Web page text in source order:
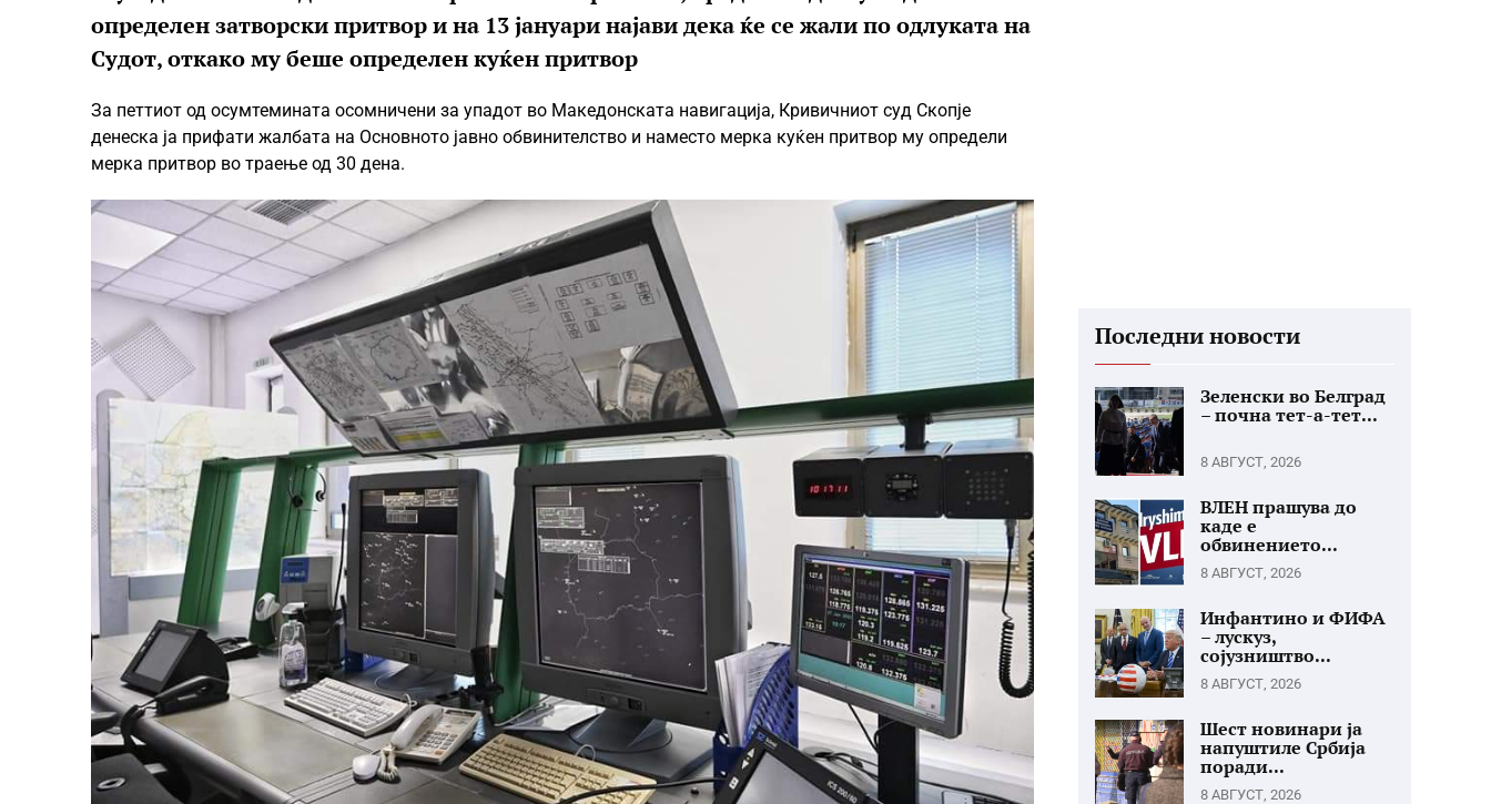
определен затворски притвор и на 13 јануари најави дека ќе се жали по одлуката на
Судот, откако му беше определен куќен притвор
За петтиот од осумтемината осомничени за упадот во Македонската навигација, Кривичниот суд Скопје
денеска ја прифати жалбата на Основното јавно обвинителство и наместо мерка куќен притвор му определи
мерка притвор во траење од 30 дена.
Последни новости
Зеленски во Белград
– почна тет-а-тет...
8 АВГУСТ, 2026
ВЛЕН прашува до
каде е
обвинението...
8 АВГУСТ, 2026
Инфантино и ФИФА
– лускуз,
сојузништво...
8 АВГУСТ, 2026
Шест новинари ја
напуштиле Србија
поради...
8 АВГУСТ, 2026